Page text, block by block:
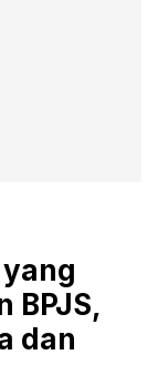
BPJS,
dan